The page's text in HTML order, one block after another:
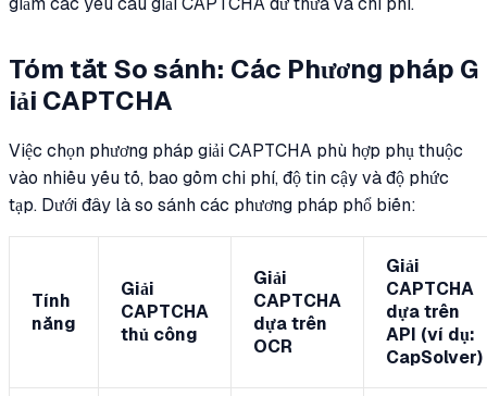
Tóm tắt So sánh: Các Phương pháp G
iải CAPTCHA
Việc chọn phương pháp giải CAPTCHA phù hợp phụ thuộc
vào nhiều yếu tố, bao gồm chi phí, độ tin cậy và độ phức
tạp. Dưới đây là so sánh các phương pháp phổ biến:
Tính
năng
Giải
CAPTCHA
thủ công
Giải
CAPTCHA
dựa trên
OCR
Giải
CAPTCHA
dựa trên
API (ví dụ:
CapSolver)